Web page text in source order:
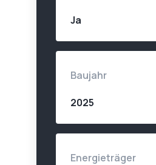
Ja
Baujahr
2025
Energieträger